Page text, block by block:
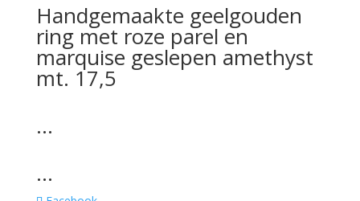
Handgemaakte geelgouden
ring met roze parel en
marquise geslepen amethyst
mt. 17,5
…
…